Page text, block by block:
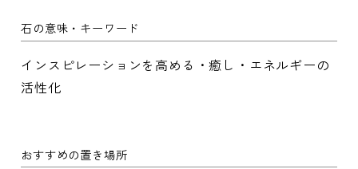
石の意味・キーワード
インスピレーションを高める・癒し・エネルギーの
活性化
おすすめの置き場所